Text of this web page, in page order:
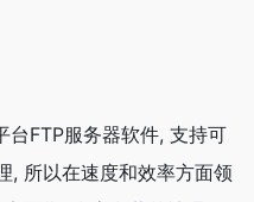
FTP服务器软件, 支持可
, 所以在速度和效率方面领